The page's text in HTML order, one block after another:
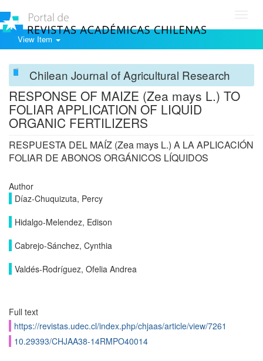
View Item
Chilean Journal of Agricultural Research
RESPONSE OF MAIZE (Zea mays L.) TO
FOLIAR APPLICATION OF LIQUID
ORGANIC FERTILIZERS
RESPUESTA DEL MAÍZ (Zea mays L.) A LA APLICACIÓN
FOLIAR DE ABONOS ORGÁNICOS LÍQUIDOS
Author
Díaz-Chuquizuta, Percy
Hidalgo-Melendez, Edison
Cabrejo-Sánchez, Cynthia
Valdés-Rodríguez, Ofelia Andrea
Full text
https://revistas.udec.cl/index.php/chjaas/article/view/7261
10.29393/CHJAA38-14RMPO40014